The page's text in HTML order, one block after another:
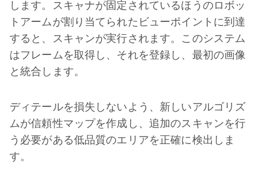
します。スキャナが固定されているほうのロボッ
トアームが割り当てられたビューポイントに到達
すると、スキャンが実行されます。このシステム
はフレームを取得し、それを登録し、最初の画像
と統合します。
ディテールを損失しないよう、新しいアルゴリズ
ムが信頼性マップを作成し、追加のスキャンを行
う必要がある低品質のエリアを正確に検出しま
す。